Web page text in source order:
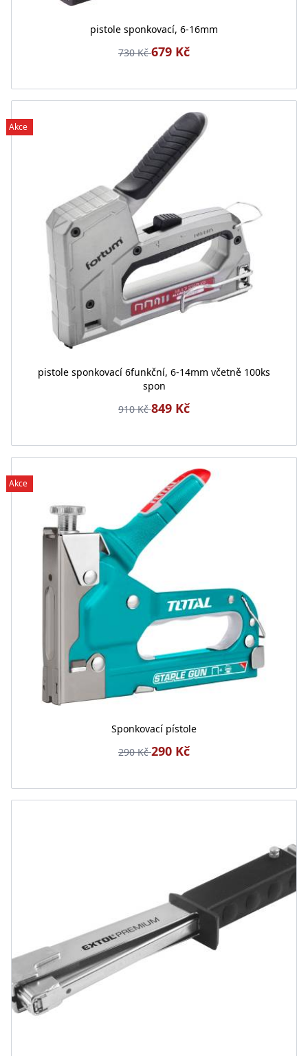
pistole sponkovací, 6-16mm
730 Kč679 Kč
Akce
pistole sponkovací 6funkční, 6-14mm včetně 100ks
spon
910 Kč849 Kč
Akce
Sponkovací pístole
290 Kč290 Kč